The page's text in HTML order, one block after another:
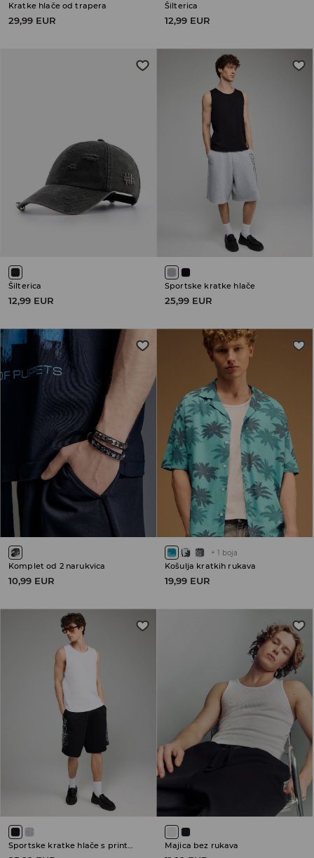
Kratke hlače od trapera
29,99 EUR
Šilterica
12,99 EUR
Šilterica
12,99 EUR
Sportske kratke hlače
25,99 EUR
Komplet od 2 narukvica
10,99 EUR
+ 1 boja
Košulja kratkih rukava
19,99 EUR
Sportske kratke hlače s printom Majica bez rukava